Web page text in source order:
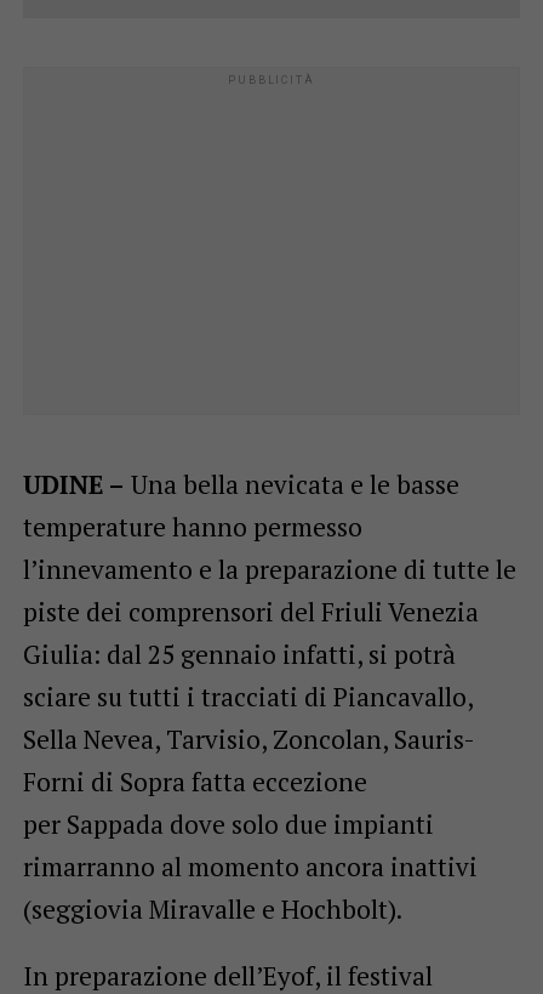
UDINE – Una bella nevicata e le basse
temperature hanno permesso
l’innevamento e la preparazione di tutte le
piste dei comprensori del Friuli Venezia
Giulia: dal 25 gennaio infatti, si potrà
sciare su tutti i tracciati di Piancavallo,
Sella Nevea, Tarvisio, Zoncolan, Sauris-
Forni di Sopra fatta eccezione
per Sappada dove solo due impianti
rimarranno al momento ancora inattivi
(seggiovia Miravalle e Hochbolt).
In preparazione dell’Eyof, il festival